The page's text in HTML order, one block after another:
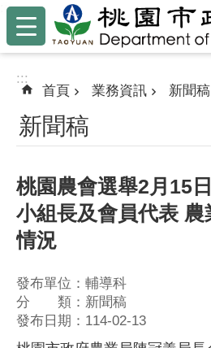
跳到主要內容區塊
:::
:::
首頁 業務資訊 新聞稿
新聞稿
桃園農會選舉2月15
小組長及會員代表
情況
發布單位：輔導科
分 類：新聞稿
發布日期：114-02-13